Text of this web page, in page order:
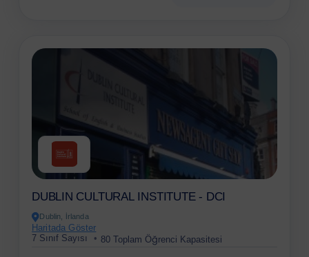
DUBLIN CULTURAL INSTITUTE - DCI
Dublin, İrlanda
Haritada Göster
7 Sınıf Sayısı
80 Toplam Öğrenci Kapasitesi